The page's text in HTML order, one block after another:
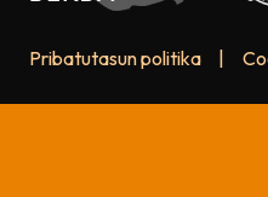
Pribatutasun politika